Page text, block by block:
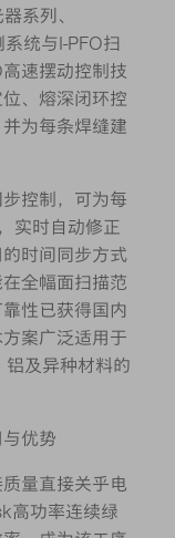
系列、
统与I-PFO扫
速摆动控制技
、熔深闭环控
为每条焊缝建
控制，可为每
实时自动修正
时间同步方式
全幅面扫描范
性已获得国内
案广泛适用于
及异种材料的
优势
量直接关乎电
高功率连续绿